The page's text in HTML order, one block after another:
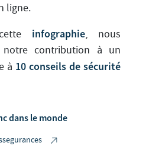
ligne.
infographie, nous
notre contribution à un
à 10 conseils de sécurité
dans le monde